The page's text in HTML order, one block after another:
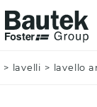
> lavelli > lavello